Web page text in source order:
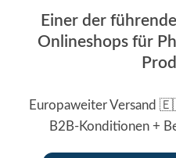
Einer der
Onlineshops für
Europaweiter Versand
B2B-Konditionen +